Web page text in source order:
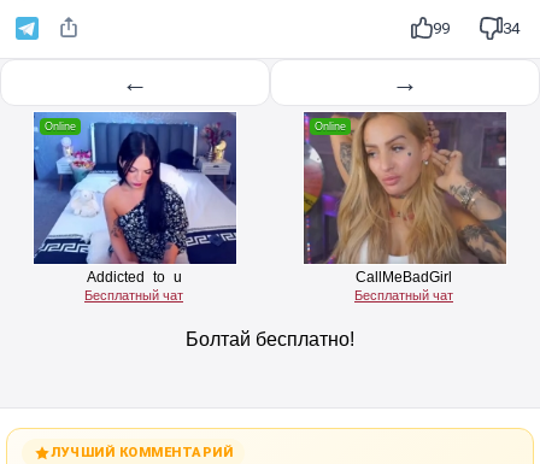
е
с
99 34
← →
ЛУЧШИЙ КОММЕНТАРИЙ